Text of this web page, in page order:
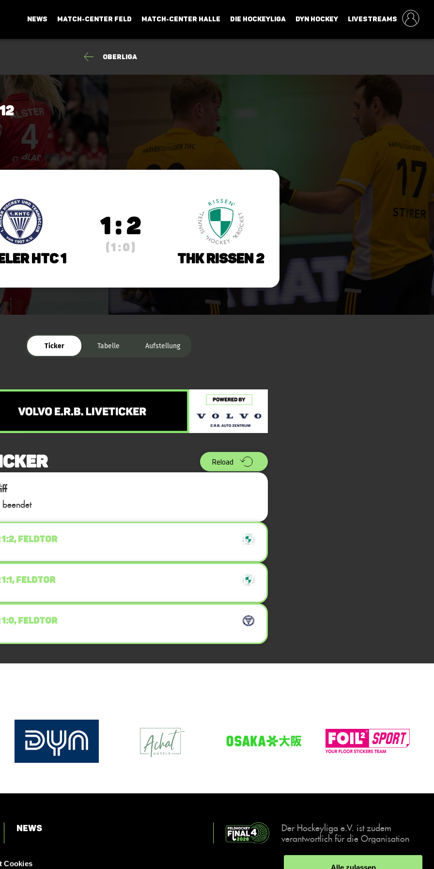
Cookies
NEWS MATCH-CENTER FELD MATCH-CENTER HALLE DIE HOCKEYLIGA DYN HOCKEY LIVESTREAMS
Oberliga
HTC 1
1 : 2
( 1 : 0 )
THK Rissen 2
Ticker Tabelle Aufstellung
Reload
1:2, FELDTOR
FELDTOR
1:0, FELDTOR
News
Der Hockeyliga e.V. ist zudem
verantwortlich für die Organisation
Events, der deutschen Hockey-